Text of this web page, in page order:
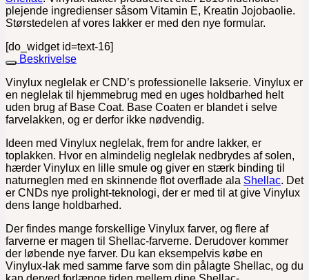
plejende ingredienser såsom Vitamin E, Kreatin Jojobaolie.
Størstedelen af vores lakker er med den nye formular.
[do_widget id=text-16]
Beskrivelse
Vinylux neglelak er CND’s professionelle lakserie. Vinylux er
en neglelak til hjemmebrug med en uges holdbarhed helt
uden brug af Base Coat. Base Coaten er blandet i selve
farvelakken, og er derfor ikke nødvendig.
Ideen med Vinylux neglelak, frem for andre lakker, er
toplakken. Hvor en almindelig neglelak nedbrydes af solen,
hærder Vinylux en lille smule og giver en stærk binding til
naturneglen med en skinnende flot overflade ala Shellac. Det
er CNDs nye prolight-teknologi, der er med til at give Vinylux
dens lange holdbarhed.
Der findes mange forskellige Vinylux farver, og flere af
farverne er magen til Shellac-farverne. Derudover kommer
der løbende nye farver. Du kan eksempelvis købe en
Vinylux-lak med samme farve som din pålagte Shellac, og du